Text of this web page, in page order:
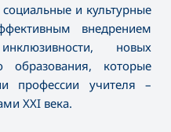
и культурные
внедрением
новых
образования, которые
профессии учителя –
XXI века.